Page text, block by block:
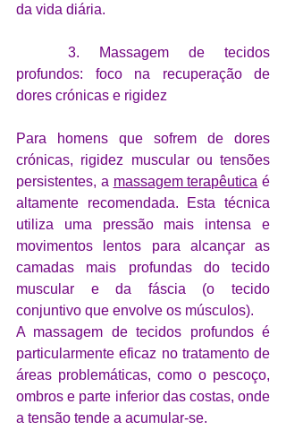
da vida diária.
profundos: foco na recuperação de
dores crónicas e rigidez
Para homens que sofrem de dores
crónicas, rigidez muscular ou tensões
persistentes, a massagem terapêutica é
altamente recomendada. Esta técnica
utiliza uma pressão mais intensa e
movimentos lentos para alcançar as
camadas mais profundas do tecido
muscular e da fáscia (o tecido
conjuntivo que envolve os músculos).
A massagem de tecidos profundos é
particularmente eficaz no tratamento de
áreas problemáticas, como o pescoço,
ombros e parte inferior das costas, onde
a tensão tende a acumular-se.